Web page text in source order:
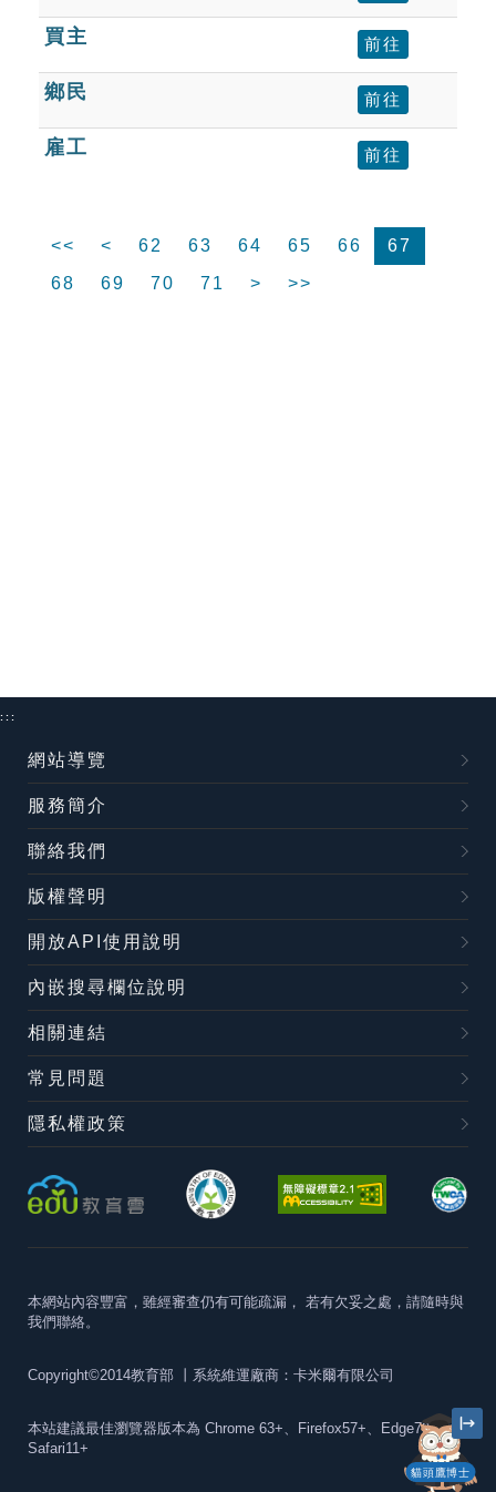
買主 前往
鄉民 前往
雇工 前往
<< < 62 63 64 65 66
67
68
69 70 71 > >>
貓頭鷹博士
:::
網站導覽
服務簡介
聯絡我們
版權聲明
開放API使用說明
內嵌搜尋欄位說明
相關連結
常見問題
隱私權政策
本網站內容豐富，雖經審查仍有可能疏漏， 若有欠妥之處，請隨時與
我們聯絡。
Copyright©2014教育部 丨系統維運廠商：卡米爾有限公司
本站建議最佳瀏覽器版本為 Chrome 63+、Firefox57+、Edge79+及
Safari11+